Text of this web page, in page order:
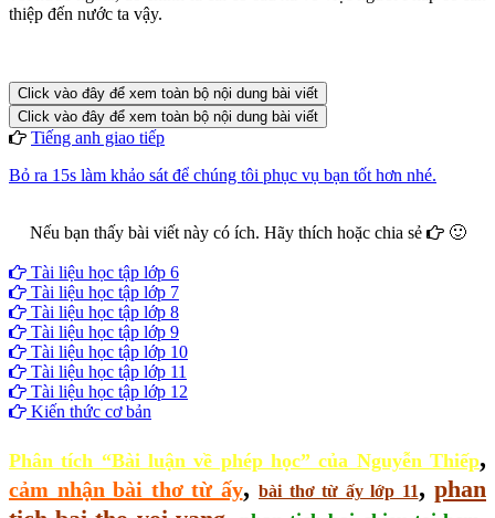
thiệp đến nước ta vậy.
Click vào đây để xem toàn bộ nội dung bài viết
Click vào đây để xem toàn bộ nội dung bài viết
Tiếng anh giao tiếp
Bỏ ra 15s làm khảo sát để chúng tôi phục vụ bạn tốt hơn nhé.
Nếu bạn thấy bài viết này có ích. Hãy thích hoặc chia sẻ
🙂
Tài liệu học tập lớp 6
Tài liệu học tập lớp 7
Tài liệu học tập lớp 8
Tài liệu học tập lớp 9
Tài liệu học tập lớp 10
Tài liệu học tập lớp 11
Tài liệu học tập lớp 12
Kiến thức cơ bản
Phân tích “Bài luận về phép học” của Nguyễn Thiếp,
cảm nhận bài thơ từ ấy, bài thơ từ ấy lớp 11, phan